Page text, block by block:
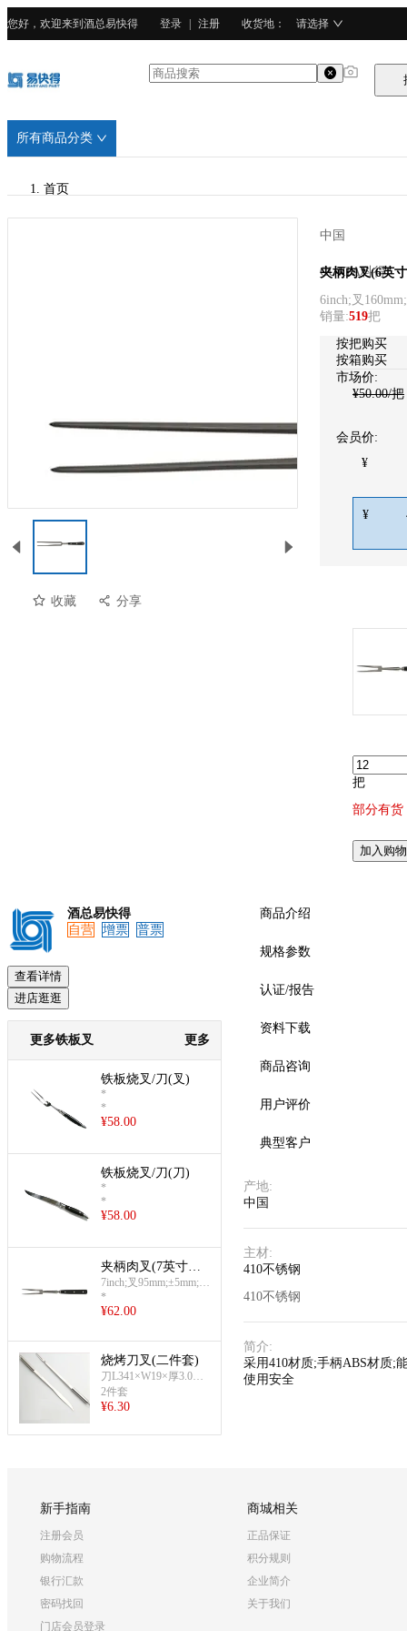
您好，欢迎来到酒总易快得 登录 注册 收货地 ： 请选择
所有商品分类
首页
收藏 分享
中国
CURTA科得
夹柄肉叉(6英
6inch;叉
销量:519把
按把购买
按箱购买
市场价:
¥50.00/把
会员价:
¥
¥
把
部分有货
加入购
酒总易快得
自营
增票 普票
查看详情
进店逛逛
更多铁板叉 更多
铁板烧叉/刀(叉)
*
*
¥58.00
铁板烧叉/刀(刀)
*
*
¥58.00
夹柄肉叉(7英寸弯
肉叉)
7inch;叉95mm;±5mm;总
长350mm
*
¥62.00
烧烤刀叉(二件套)
刀L341×W19×厚3.0m
m;叉L340×W10mm;总
重:122G
2件套
¥6.30
商品介绍
规格参数
认证/报告
资料下载
商品咨询
用户评价
典型客户
产地:
中国
主材:
410不锈钢
410不锈钢
简介:
采用410材质;手柄ABS材质;
使用安全
新手指南
注册会员
购物流程
银行汇款
密码找回
门店会员登录
商城相关
正品保证
积分规则
企业简介
关于我们